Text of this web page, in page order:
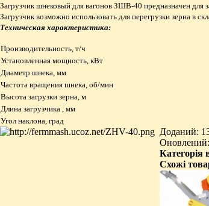
Загрузчик шнековый для вагонов ЗШВ-40 предназначен для
Загрузчик возможно использовать для перегрузки зерна в
Техническая характеристика:
Производительность, т/ч
Установленная мощность, кВт
Диаметр шнека, мм
Частота вращения шнека, об/мин
Высота загрузки зерна, м
Длина загрузчика , мм
Угол наклона, град
Доданий:
Оновлений:
Категорія
Схожі